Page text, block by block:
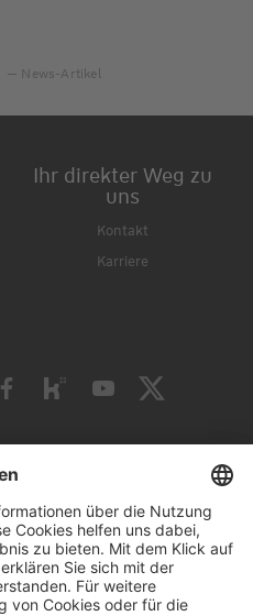
News-Artikel
Ihr direkter Weg zu
uns
Kontakt
Karriere